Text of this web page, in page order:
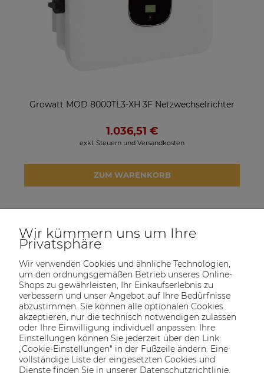
Growatt MOD 8000TL3-XH 3F Netzwechselrichter
1.036,51 €
exkl. Steuern und Versandkosten
ZUM WARENKORB
Wir kümmern uns um Ihre
Privatsphäre
Wir verwenden Cookies und ähnliche Technologien,
um den ordnungsgemäßen Betrieb unseres Online-
Shops zu gewährleisten, Ihr Einkaufserlebnis zu
verbessern und unser Angebot auf Ihre Bedürfnisse
abzustimmen. Sie können alle optionalen Cookies
akzeptieren, nur die technisch notwendigen zulassen
oder Ihre Einwilligung individuell anpassen. Ihre
Einstellungen können Sie jederzeit über den Link
„Cookie-Einstellungen" in der Fußzeile ändern. Eine
vollständige Liste der eingesetzten Cookies und
Dienste finden Sie in unserer Datenschutzrichtlinie.